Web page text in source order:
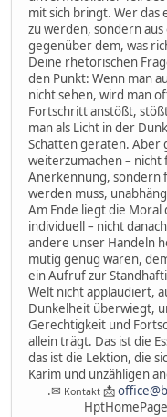
mit sich bringt. Wer
zu werden, sondern
gegenüber dem, was
Deine rhetorischen
den Punkt: Wenn man
nicht sehen, wird man
Fortschritt anstößt,
man als Licht in der
Schatten geraten. Aber
weiterzumachen –
Anerkennung, sondern
werden muss,
Am Ende liegt die Moral
individuell – nicht
andere unser Handeln
mutig genug waren,
ein Aufruf zur
Welt nicht applaudiert,
Dunkelheit überwiegt,
Gerechtigkeit und
allein trägt. Das ist die
das ist die Lektion, die
Karim und unzähligen
.✉ Kontakt 📩